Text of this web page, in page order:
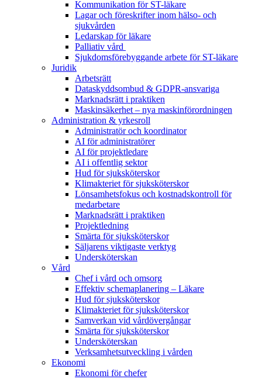
Kommunikation för ST-läkare
Lagar och föreskrifter inom hälso- och
sjukvården
Ledarskap för läkare
Palliativ vård
Sjukdomsförebyggande arbete för ST-läkare
Juridik
Arbetsrätt
Dataskyddsombud & GDPR-ansvariga
Marknadsrätt i praktiken
Maskinsäkerhet – nya maskinförordningen
Administration & yrkesroll
Administratör och koordinator
AI för administratörer
AI för projektledare
AI i offentlig sektor
Hud för sjuksköterskor
Klimakteriet för sjuksköterskor
Lönsamhetsfokus och kostnadskontroll för
medarbetare
Marknadsrätt i praktiken
Projektledning
Smärta för sjuksköterskor
Säljarens viktigaste verktyg
Undersköterskan
Vård
Chef i vård och omsorg
Effektiv schemaplanering – Läkare
Hud för sjuksköterskor
Klimakteriet för sjuksköterskor
Samverkan vid vårdövergångar
Smärta för sjuksköterskor
Undersköterskan
Verksamhetsutveckling i vården
Ekonomi
Ekonomi för chefer